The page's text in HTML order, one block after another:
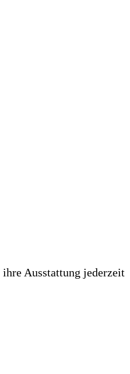
Ausstattung jederzeit